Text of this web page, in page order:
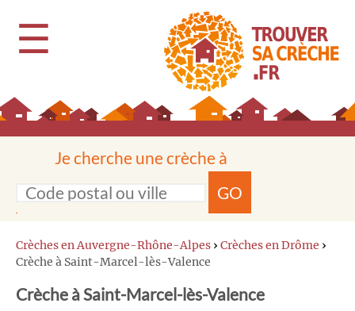
☰
Je cherche une crèche à
GO
Crèches en Auvergne-Rhône-Alpes › Crèches en Drôme ›
Crèche à Saint-Marcel-lès-Valence
Crèche à Saint-Marcel-lès-Valence